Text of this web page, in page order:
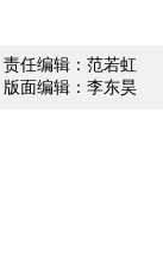
责任编辑：范若虹
版面编辑：李东昊